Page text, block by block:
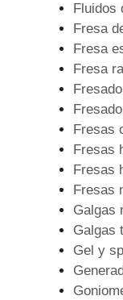
Fluidos
Fresa
Fresa
Fresa
Fresas
Fresas
Fresas
Fresas
Galgas
Galgas
Gel y